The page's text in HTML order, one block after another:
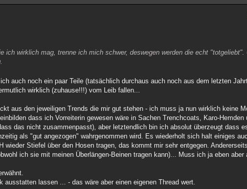
ich wirklich mag, trenne ich mich schwer, deswegen werden die echt "totgeliebt".
auch noch ein paar Teile (tatsächlich durchaus auch noch aus dem letzten
wirklich (zuhause!!!) vom Leib fallen...
aus den jeweiligen Trends die mir gut stehen - ich muss ja nun wirklich keine
dass ich Vorreiterin gewesen wäre in Sachen Trenchcoats, Karo-Hemden
das nicht zusammenpasst), aber letztendlich bin ich absolut überzeugt dass
als "gut angezogen" wahrgenommen wird. Es wiederholt sich halt einiges
wieder Stiefel über den Hosen tragen, das kommt mir sehr entgegen.
ich sie mit meinen Überlängen-Beinen tragen kann)... Muss ich ja eben aber
ausstatten lassen ... - das wäre aber einen eigenen Thread wert.